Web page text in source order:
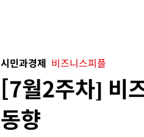
시민과경제 비즈니스피플
[7월2주차] 비
동향